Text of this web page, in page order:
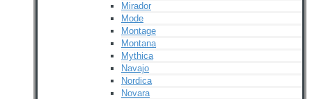
Mirador
Mode
Montage
Montana
Mythica
Navajo
Nordica
Novara